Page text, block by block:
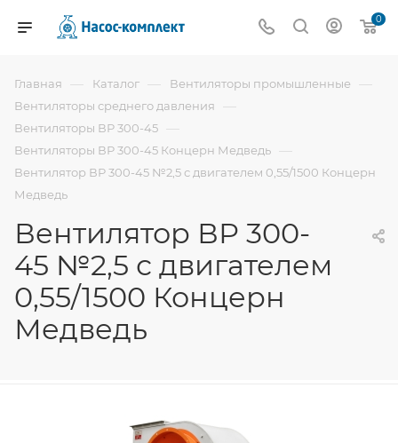
0
Главная — Каталог — Вентиляторы промышленные —
Вентиляторы среднего давления —
Вентиляторы ВР 300-45 —
Вентиляторы ВР 300-45 Концерн Медведь —
Вентилятор ВР 300-45 №2,5 с двигателем 0,55/1500 Концерн
Медведь
Вентилятор ВР 300-
45 №2,5 с двигателем
0,55/1500 Концерн
Медведь